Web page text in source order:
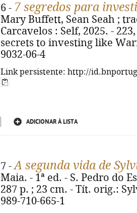
6 - 7 segredos para
Mary Buffett, Sean Seah ;
Carcavelos : Self, 2025. -
secrets to investing like
9032-06-4
Link persistente: http://
ADICIONAR À LISTA
7 -A segunda vida de
Maia. - 1ª ed. - S. Pedro do
287 p. ; 23 cm. - Tít. orig.:
989-710-665-1